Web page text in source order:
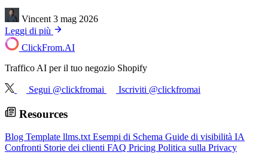
Vincent 3 mag 2026
Leggi di più
ClickFrom.AI
Traffico AI per il tuo negozio Shopify
Segui @clickfromai Iscriviti @clickfromai
Resources
Blog Template llms.txt Esempi di Schema Guide di visibilità IA
Confronti Storie dei clienti FAQ Pricing Politica sulla Privacy